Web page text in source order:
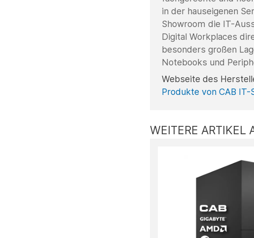
in der hauseigenen
Showroom die IT-
Digital Workplaces
besonders großen
Notebooks und
Webseite des
Produkte von CAB
WEITERE ARTIKEL